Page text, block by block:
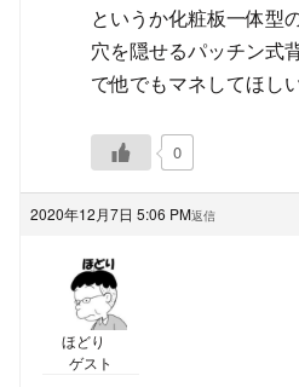
というか化粧板一体型
穴を隠せるパッチン式
で他でもマネしてほし
0
2020年12月7日 5:06 PM返信
ほどり
ゲスト